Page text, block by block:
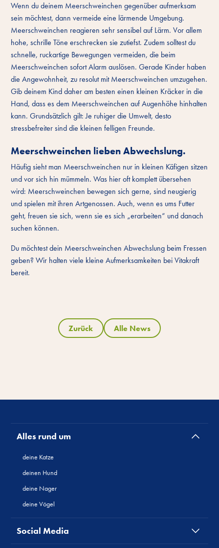
Wenn du deinem Meerschweinchen gegenüber aufmerksam
sein möchtest, dann vermeide eine lärmende Umgebung.
Meerschweinchen reagieren sehr sensibel auf Lärm. Vor allem
hohe, schrille Töne erschrecken sie zutiefst. Zudem solltest du
schnelle, ruckartige Bewegungen vermeiden, die beim
Meerschweinchen sofort Alarm auslösen. Gerade Kinder haben
die Angewohnheit, zu resolut mit Meerschweinchen umzugehen.
Gib deinem Kind daher am besten einen kleinen Kräcker in die
Hand, dass es dem Meerschweinchen auf Augenhöhe hinhalten
kann. Grundsätzlich gilt: Je ruhiger die Umwelt, desto
stressbefreiter sind die kleinen felligen Freunde.
Meerschweinchen lieben Abwechslung.
Häufig sieht man Meerschweinchen nur in kleinen Käfigen sitzen
und vor sich hin mümmeln. Was hier oft komplett übersehen
wird: Meerschweinchen bewegen sich gerne, sind neugierig
und spielen mit ihren Artgenossen. Auch, wenn es ums Futter
geht, freuen sie sich, wenn sie es sich „erarbeiten“ und danach
suchen können.
Du möchtest dein Meerschweinchen Abwechslung beim Fressen
geben? Wir halten viele kleine Aufmerksamkeiten bei Vitakraft
bereit.
Zurück Alle News
Alles rund um
deine Katze
deinen Hund
deine Nager
deine Vögel
Social Media